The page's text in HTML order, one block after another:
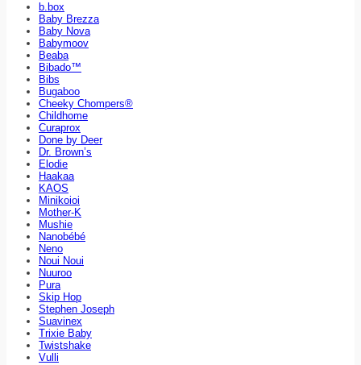
b.box
Baby Brezza
Baby Nova
Babymoov
Beaba
Bibado™
Bibs
Bugaboo
Cheeky Chompers®
Childhome
Curaprox
Done by Deer
Dr. Brown’s
Elodie
Haakaa
KAOS
Minikoioi
Mother-K
Mushie
Nanobébé
Neno
Noui Noui
Nuuroo
Pura
Skip Hop
Stephen Joseph
Suavinex
Trixie Baby
Twistshake
Vulli